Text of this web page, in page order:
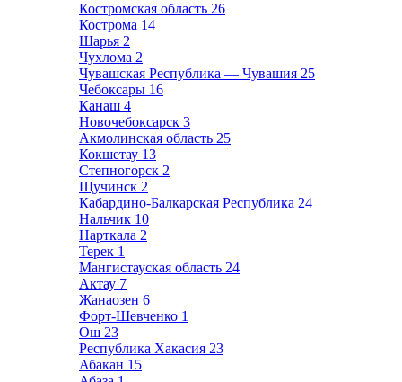
Костромская область 26
Кострома 14
Шарья 2
Чухлома 2
Чувашская Республика — Чувашия 25
Чебоксары 16
Канаш 4
Новочебоксарск 3
Акмолинская область 25
Кокшетау 13
Степногорск 2
Щучинск 2
Кабардино-Балкарская Республика 24
Нальчик 10
Нарткала 2
Терек 1
Мангистауская область 24
Актау 7
Жанаозен 6
Форт-Шевченко 1
Ош 23
Республика Хакасия 23
Абакан 15